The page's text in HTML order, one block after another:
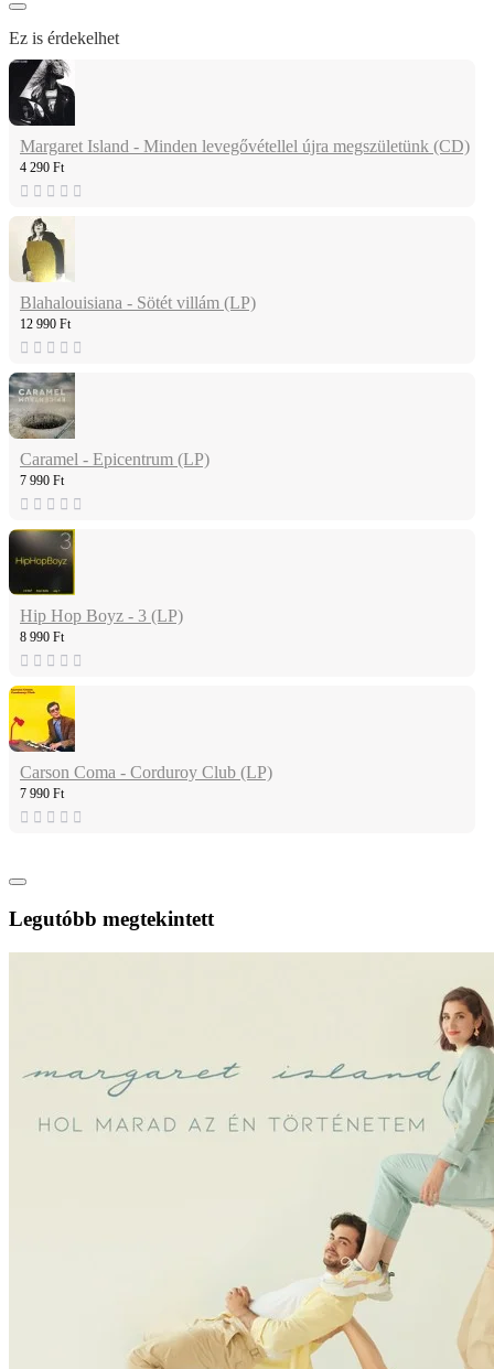
Ez is érdekelhet
Margaret Island - Minden levegővétellel újra megszületünk (CD)
4 290 Ft
Blahalouisiana - Sötét villám (LP)
12 990 Ft
Caramel - Epicentrum (LP)
7 990 Ft
Hip Hop Boyz - 3 (LP)
8 990 Ft
Carson Coma - Corduroy Club (LP)
7 990 Ft
Legutóbb megtekintett